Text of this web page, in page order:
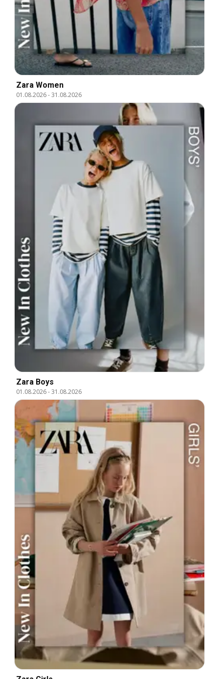
Zara Women
01.08.2026-31.08.2026
Zara Boys
01.08.2026-31.08.2026